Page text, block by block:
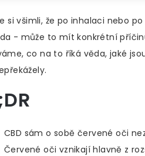
si všimli, že po inhalaci nebo
- může to mít konkrétní
co na to říká věda, jaké
CBD sám o sobě červené oči
Červené oči vznikají hlavně z